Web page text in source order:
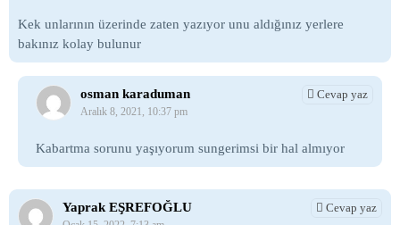
Kek unlarının üzerinde zaten yazıyor unu aldığınız yerlere
bakınız kolay bulunur
osman karaduman
Aralık 8, 2021, 10:37 pm
Kabartma sorunu yaşıyorum sungerimsi bir hal almıyor
Cevap yaz
Yaprak EŞREFOĞLU Cevap yaz